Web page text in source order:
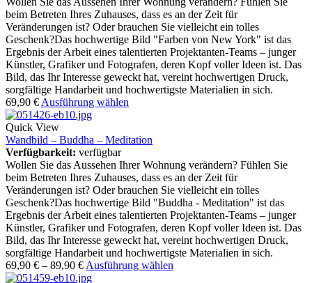
beim Betreten Ihres Zuhauses, dass es an der Zeit für
Veränderungen ist? Oder brauchen Sie vielleicht ein tolles
Geschenk?Das hochwertige Bild "Farben von New York" ist das
Ergebnis der Arbeit eines talentierten Projektanten-Teams – junger
Künstler, Grafiker und Fotografen, deren Kopf voller Ideen ist. Das
Bild, das Ihr Interesse geweckt hat, vereint hochwertigen Druck,
sorgfältige Handarbeit und hochwertigste Materialien in sich.
69,90 € Ausführung wählen
Quick View
Wandbild – Buddha – Meditation
Verfügbarkeit: verfügbar
Wollen Sie das Aussehen Ihrer Wohnung verändern? Fühlen Sie
beim Betreten Ihres Zuhauses, dass es an der Zeit für
Veränderungen ist? Oder brauchen Sie vielleicht ein tolles
Geschenk?Das hochwertige Bild "Buddha - Meditation" ist das
Ergebnis der Arbeit eines talentierten Projektanten-Teams – junger
Künstler, Grafiker und Fotografen, deren Kopf voller Ideen ist. Das
Bild, das Ihr Interesse geweckt hat, vereint hochwertigen Druck,
sorgfältige Handarbeit und hochwertigste Materialien in sich.
69,90 € – 89,90 € Ausführung wählen